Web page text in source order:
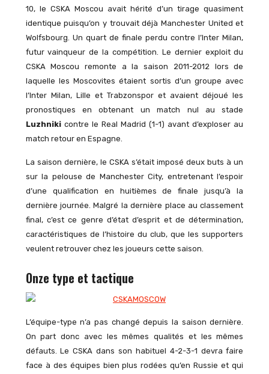
10, le CSKA Moscou avait hérité d’un tirage quasiment
identique puisqu’on y trouvait déjà Manchester United et
Wolfsbourg. Un quart de finale perdu contre l’Inter Milan,
futur vainqueur de la compétition. Le dernier exploit du
CSKA Moscou remonte a la saison 2011-2012 lors de
laquelle les Moscovites étaient sortis d’un groupe avec
l’Inter Milan, Lille et Trabzonspor et avaient déjoué les
pronostiques en obtenant un match nul au stade
Luzhnikicontre le Real Madrid (1-1) avant d’exploser au
match retour en Espagne.
La saison dernière, le CSKA s’était imposé deux buts à un
sur la pelouse de Manchester City, entretenant l’espoir
d’une qualification en huitièmes de finale jusqu’à la
dernière journée. Malgré la dernière place au classement
final, c’est ce genre d’état d’esprit et de détermination,
caractéristiques de l’histoire du club, que les supporters
veulent retrouver chez les joueurs cette saison.
Onze type et tactique
L’équipe-type n’a pas changé depuis la saison dernière.
On part donc avec les mêmes qualités et les mêmes
défauts. Le CSKA dans son habituel 4-2-3-1 devra faire
face à des équipes bien plus rodées qu’en Russie et qui